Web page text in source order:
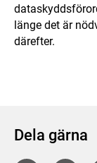
länge det är
därefter.
Dela gärna